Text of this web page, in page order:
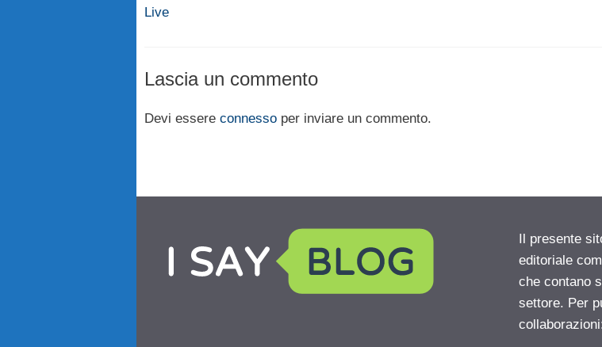
Live
Lascia un commento
Devi essere connesso per inviare un commento.
Il presente
editoriale
che contano
settore. Per